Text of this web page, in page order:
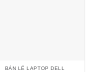
BẢN LỀ LAPTOP DELL